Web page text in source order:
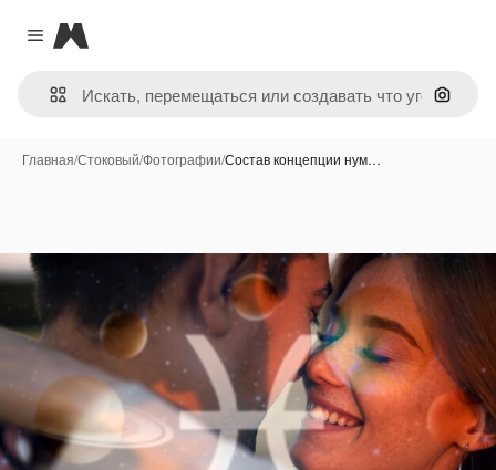
Close menu
Magnific
Поиск
Главная/Стоковый/Фотографии/Состав концепции нум…